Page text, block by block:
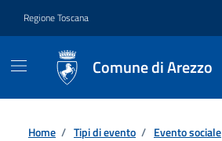
Regione Toscana
Comune di Arezzo
Home / Tipi di evento / Evento sociale